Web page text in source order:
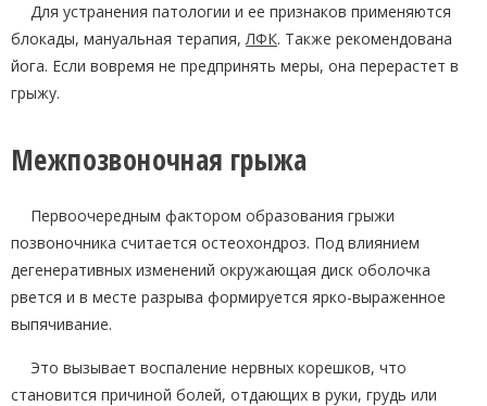
Для устранения патологии и ее признаков применяются
блокады, мануальная терапия,ЛФК. Также рекомендована
йога. Если вовремя не предпринять меры, она перерастет в
грыжу.
Межпозвоночная грыжа
Первоочередным фактором образования грыжи
позвоночника считается остеохондроз. Под влиянием
дегенеративных изменений окружающая диск оболочка
рвется и в месте разрыва формируется ярко-выраженное
выпячивание.
Это вызывает воспаление нервных корешков, что
становится причиной болей, отдающих в руки, грудь или